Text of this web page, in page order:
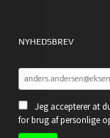
NYHEDSBREV
Jeg accepterer at
for brug af personlige